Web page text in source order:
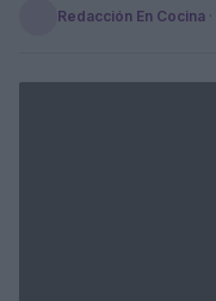
Redacción En Cocina ·